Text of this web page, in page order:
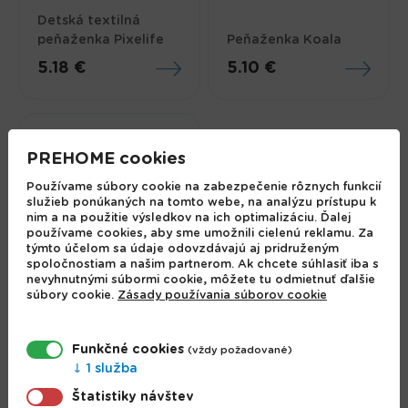
Detská textilná
peňaženka Pixelife
5.18 €
Peňaženka Koala
5.10 €
8.55 €
PREHOME cookies
Používame súbory cookie na zabezpečenie rôznych funkcií
služieb ponúkaných na tomto webe, na analýzu prístupu k
nim a na použitie výsledkov na ich optimalizáciu. Ďalej
používame cookies, aby sme umožnili cielenú reklamu. Za
týmto účelom sa údaje odovzdávajú aj pridruženým
spoločnostiam a našim partnerom. Ak chcete súhlasiť iba s
nevyhnutnými súbormi cookie, môžete tu odmietnuť ďalšie
súbory cookie. Zásady používania súborov cookie
Funkčné cookies (vždy požadované)
1 služba
Štatistiky návštev